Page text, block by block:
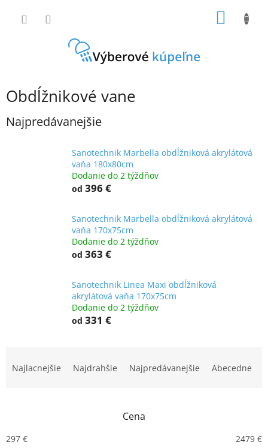
Obdĺžnikové vane
Najpredávanejšie
Sanotechnik Marbella obdĺžniková akrylátová
vaňa 180x80cm
Dodanie do 2 týždňov
od 396 €
Sanotechnik Marbella obdĺžniková akrylátová
vaňa 170x75cm
Dodanie do 2 týždňov
od 363 €
Sanotechnik Linea Maxi obdĺžniková
akrylátová vaňa 170x75cm
Dodanie do 2 týždňov
od 331 €
e
Najlacnejšie Najdrahšie Najpredávanejšie Abecedne
Cena
297 € 2479 €